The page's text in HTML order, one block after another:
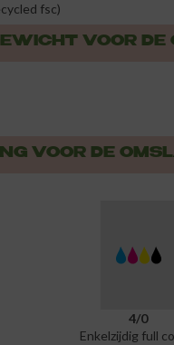
fsc)
VOOR DE
VOOR DE
4/0
Enkelzijdig full